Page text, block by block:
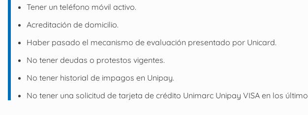
Tener un teléfono móvil activo.
Acreditación de domicilio.
Haber pasado el mecanismo de evaluación presentado por Unicard.
No tener deudas o protestos vigentes.
No tener historial de impagos en Unipay.
No tener una solicitud de tarjeta de crédito Unimarc Unipay VISA en los